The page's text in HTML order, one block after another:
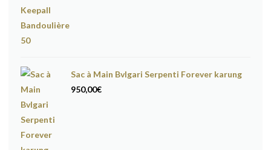
Sac à Main Bvlgari Serpenti Forever karung
950,00€